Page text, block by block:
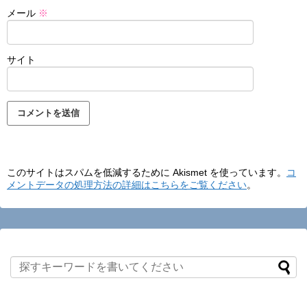
メール ※
サイト
このサイトはスパムを低減するために Akismet を使っています。
コ
メントデータの処理方法の詳細はこちらをご覧ください。